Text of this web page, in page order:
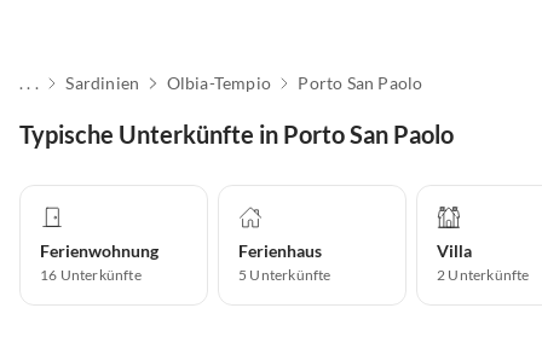
. . . Sardinien Olbia-Tempio Porto San Paolo
Typische Unterkünfte in Porto San Paolo
Ferienwohnung
16 Unterkünfte
Ferienhaus
5 Unterkünfte
Villa
2 Unterkünfte